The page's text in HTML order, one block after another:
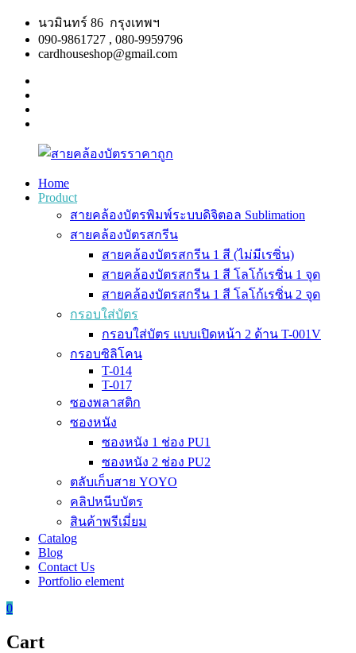
Skip
content
นวมินทร์ 86 กรุงเทพฯ
090-9861727 , 080-9959796
cardhouseshop@gmail.com
สาย
สินค้า
Home
Product
สายคล้องบัตรพิมพ์ระบบดิจิตอล Sublimation
สายคล้องบัตรสกรีน
สายคล้องบัตรสกรีน 1 สี (ไม่มีเรซิ่น)
สายคล้องบัตรสกรีน 1 สี โลโก้เรซิ่น 1 จุด
สายคล้องบัตรสกรีน 1 สี โลโก้เรซิ่น 2 จุด
กรอบใส่บัตร
กรอบใส่บัตร แบบเปิดหน้า 2 ด้าน T-001V
กรอบซิลิโคน
T-014
T-017
ซองพลาสติก
ซองหนัง
ซองหนัง 1 ช่อง PU1
ซองหนัง 2 ช่อง PU2
ตลับเก็บสาย YOYO
คลิปหนีบบัตร
สินค้าพรีเมี่ยม
Catalog
Blog
Contact Us
Portfolio element
0
Cart